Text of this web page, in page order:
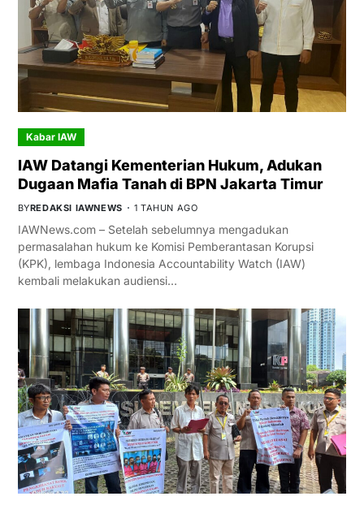
Kabar IAW
IAW Datangi Kementerian Hukum, Adukan
Dugaan Mafia Tanah di BPN Jakarta Timur
BYREDAKSI IAWNEWS 1 TAHUN AGO
IAWNews.com – Setelah sebelumnya mengadukan
permasalahan hukum ke Komisi Pemberantasan Korupsi
(KPK), lembaga Indonesia Accountability Watch (IAW)
kembali melakukan audiensi…